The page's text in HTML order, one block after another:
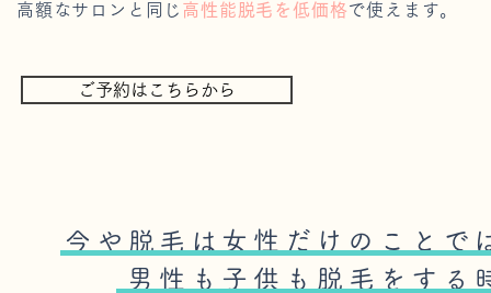
高額なサロンと同じ 高性能脱毛を低価格で使えます。
ご予約はこちらから
今や脱毛は
男性も子供も脱毛をする
女性だけのことで